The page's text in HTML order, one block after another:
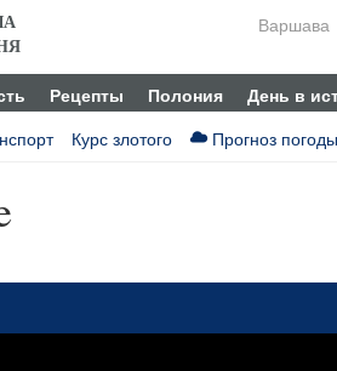
Варшава
Рецепты Полония День в
Курс злотого Прогноз погоды